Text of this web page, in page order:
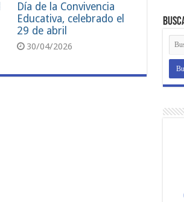
Día de la Convivencia
Educativa, celebrado el
29 de abril
30/04/2026